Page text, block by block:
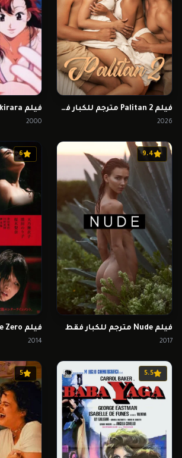
فيلم Palitan 2 مترجم للكبار فقط
2026
فيلم kirara مترجم للكبار فقط
2000
9.4
فيلم Nude مترجم للكبار فقط
2017
6
2014
5.5
5